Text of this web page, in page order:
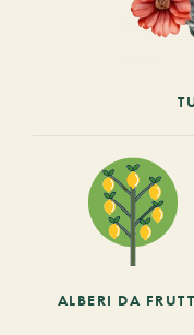
ALBERI DA